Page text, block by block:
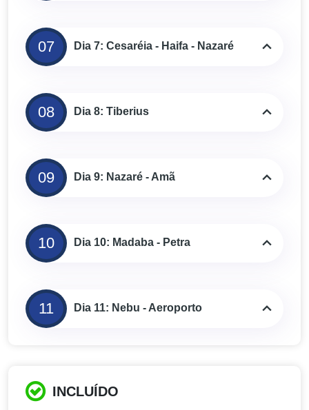
07 Dia 7: Cesaréia - Haifa - Nazaré
08 Dia 8: Tiberius
09 Dia 9: Nazaré - Amã
10 Dia 10: Madaba - Petra
11 Dia 11: Nebu - Aeroporto
INCLUÍDO